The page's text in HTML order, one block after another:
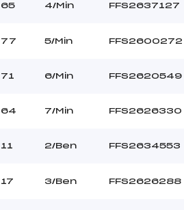
Beau
195.3000
65 4/Min FFS2637127
77 5/Min FFS2600272
71 6/Min FFS2620549
64 7/Min FFS2626330
11 2/Ben FFS2634553
17 3/Ben FFS2626288